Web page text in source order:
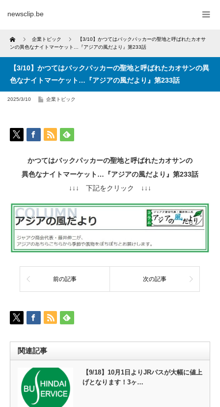
newsclip.be
Home 企業トピック
【3/10】かつてはバックパッカーの聖地と呼ばれたカオサ
ンの異色なナイトマーケット…『アジアの風だより』第233話
【3/10】かつてはバックパッカーの聖地と呼ばれたカオサンの異
色なナイトマーケット…『アジアの風だより』第233話
2025/3/10 企業トピック
かつてはバックパッカーの聖地と呼ばれたカオサンの
異色なナイトマーケット…『アジアの風だより』第233話
↓↓↓ 下記をクリック ↓↓↓
前の記事 次の記事
関連記事
【9/18】10月1日よりJRパスが大幅に値上
げとなります！3ヶ…